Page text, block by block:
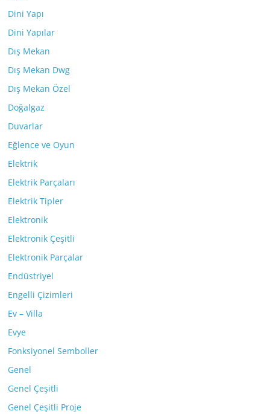
Dini Yapı
Dini Yapılar
Dış Mekan
Dış Mekan Dwg
Dış Mekan Özel
Doğalgaz
Duvarlar
Eğlence ve Oyun
Elektrik
Elektrik Parçaları
Elektrik Tipler
Elektronik
Elektronik Çeşitli
Elektronik Parçalar
Endüstriyel
Engelli Çizimleri
Ev – Villa
Evye
Fonksiyonel Semboller
Genel
Genel Çeşitli
Genel Çeşitli Proje